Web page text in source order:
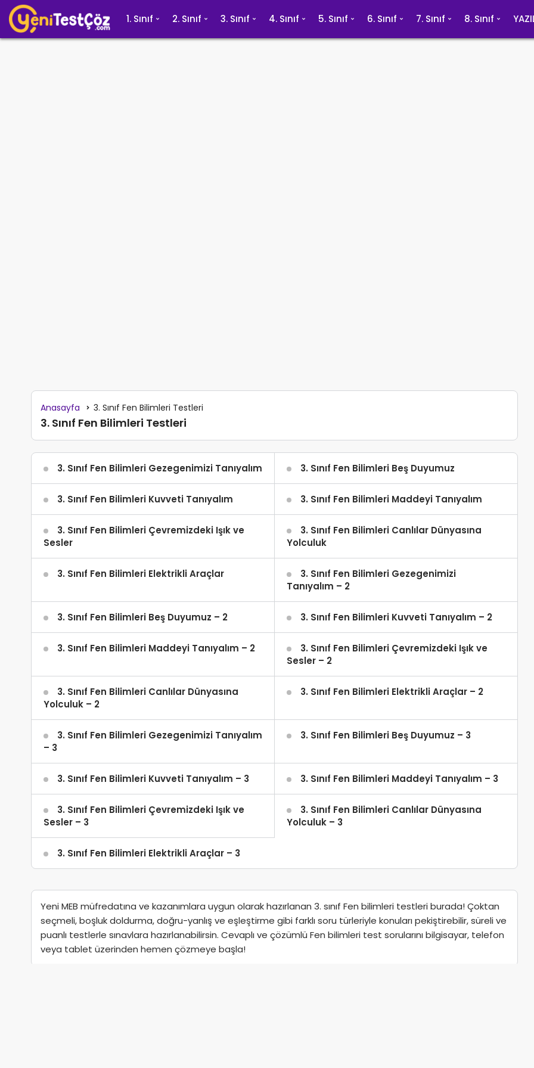
1. Sınıf 2. Sınıf 3. Sınıf 4. Sınıf 5. Sınıf 6. Sınıf 7. Sınıf 8. Sınıf
Anasayfa 3. Sınıf Fen Bilimleri Testleri
3. Sınıf Fen Bilimleri Testleri
3. Sınıf Fen Bilimleri Gezegenimizi Tanıyalım 3. Sınıf Fen Bilimleri Beş Duyumuz
3. Sınıf Fen Bilimleri Kuvveti Tanıyalım 3. Sınıf Fen Bilimleri Maddeyi Tanıyalım
3. Sınıf Fen Bilimleri Çevremizdeki Işık ve
Sesler
3. Sınıf Fen Bilimleri Canlılar Dünyasına
Yolculuk
3. Sınıf Fen Bilimleri Elektrikli Araçlar
3. Sınıf Fen Bilimleri Gezegenimizi
Tanıyalım – 2
3. Sınıf Fen Bilimleri Beş Duyumuz – 2 3. Sınıf Fen Bilimleri Kuvveti Tanıyalım – 2
3. Sınıf Fen Bilimleri Maddeyi Tanıyalım – 2
3. Sınıf Fen Bilimleri Çevremizdeki Işık ve
Sesler – 2
3. Sınıf Fen Bilimleri Canlılar Dünyasına
Yolculuk – 2
3. Sınıf Fen Bilimleri Elektrikli Araçlar – 2
3. Sınıf Fen Bilimleri Gezegenimizi Tanıyalım
– 3
3. Sınıf Fen Bilimleri Beş Duyumuz – 3
3. Sınıf Fen Bilimleri Kuvveti Tanıyalım – 3 3. Sınıf Fen Bilimleri Maddeyi Tanıyalım – 3
3. Sınıf Fen Bilimleri Çevremizdeki Işık ve
Sesler – 3
3. Sınıf Fen Bilimleri Canlılar Dünyasına
Yolculuk – 3
3. Sınıf Fen Bilimleri Elektrikli Araçlar – 3
Yeni MEB müfredatına ve kazanımlara uygun olarak hazırlanan 3. sınıf Fen bilimleri testleri burada! Çoktan
seçmeli, boşluk doldurma, doğru-yanlış ve eşleştirme gibi farklı soru türleriyle konuları pekiştirebilir, süreli ve
puanlı testlerle sınavlara hazırlanabilirsin. Cevaplı ve çözümlü Fen bilimleri test sorularını bilgisayar, telefon
veya tablet üzerinden hemen çözmeye başla!